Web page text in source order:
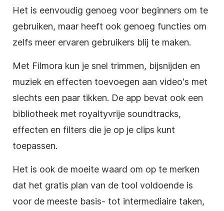
Het is eenvoudig genoeg voor beginners om te
gebruiken, maar heeft ook genoeg functies om
zelfs meer ervaren gebruikers blij te maken.
Met Filmora kun je snel trimmen, bijsnijden en
muziek en effecten toevoegen aan video's met
slechts een paar tikken. De app bevat ook een
bibliotheek met royaltyvrije soundtracks,
effecten en filters die je op je clips kunt
toepassen.
Het is ook de moeite waard om op te merken
dat het gratis plan van de tool voldoende is
voor de meeste basis- tot intermediaire taken,